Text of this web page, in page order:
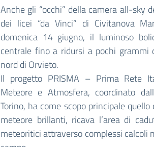
Anche gli “occhi” della camera all-sky
dei licei “da Vinci” di Civitanova
domenica 14 giugno, il luminoso
centrale fino a ridursi a pochi
nord di Orvieto.
Il progetto PRISMA – Prima Rete
Meteore e Atmosfera, coordinato
Torino, ha come scopo principale
meteore brillanti, ricava l’area di
meteoritici attraverso complessi calcoli